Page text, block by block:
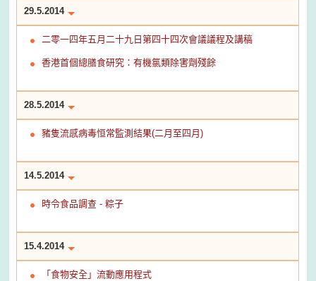
29.5.2014
二零一四年五月二十九日第四十四次會議議程及講稿
香港首個總膳食研究：有機氯類除害劑殘餘
28.5.2014
豬隻流感病毒恒常監測結果(二月至四月)
14.5.2014
時令食品調查 - 粽子
15.4.2014
「食物安全」流動應用程式